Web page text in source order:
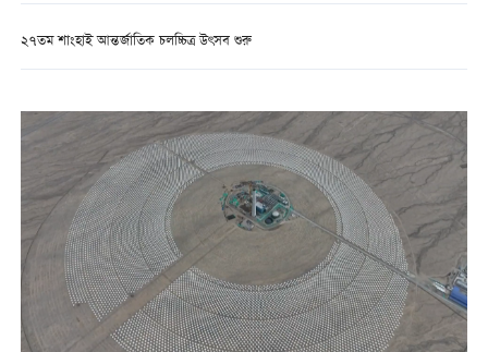
২৭তম শাংহাই আন্তর্জাতিক চলচ্চিত্র উৎসব শুরু